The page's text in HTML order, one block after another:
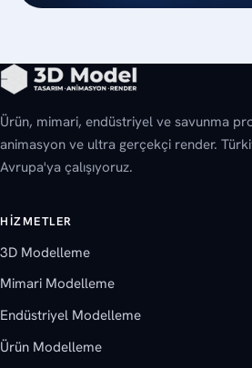
Ürün, mimari, endüstriyel ve savunma
animasyon ve ultra gerçekçi render.
Avrupa'ya çalışıyoruz.
HIZMETLER
3D Modelleme
Mimari Modelleme
Endüstriyel Modelleme
Ürün Modelleme